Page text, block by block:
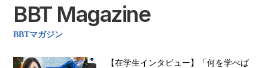
BBT Magazine
BBTマガジン
【在学生インタビュー】「何を学べば